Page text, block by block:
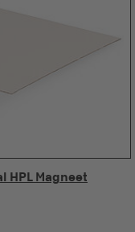
HPL Magneet